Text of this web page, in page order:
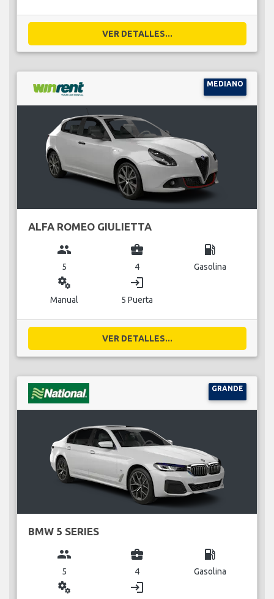
VER DETALLES...
MEDIANO
ALFA ROMEO GIULIETTA
group
5
business_center
4
local_gas_station
Gasolina
miscellaneous_services
Manual
login
5 Puerta
VER DETALLES...
GRANDE
BMW 5 SERIES
group
5
business_center
4
local_gas_station
Gasolina
miscellaneous_services login